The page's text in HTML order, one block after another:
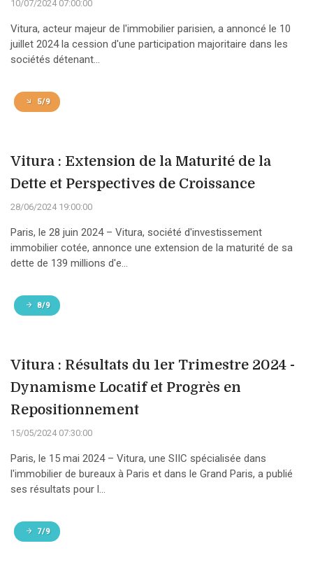
10/07/2024 07:00:00
Vitura, acteur majeur de l'immobilier parisien, a annoncé le 10
juillet 2024 la cession d'une participation majoritaire dans les
sociétés détenant...
5/9
Vitura : Extension de la Maturité de la
Dette et Perspectives de Croissance
28/06/2024 19:00:00
Paris, le 28 juin 2024 – Vitura, société d'investissement
immobilier cotée, annonce une extension de la maturité de sa
dette de 139 millions d'e...
8/9
Vitura : Résultats du 1er Trimestre 2024 -
Dynamisme Locatif et Progrès en
Repositionnement
15/05/2024 07:30:00
Paris, le 15 mai 2024 – Vitura, une SIIC spécialisée dans
l'immobilier de bureaux à Paris et dans le Grand Paris, a publié
ses résultats pour l...
7/9